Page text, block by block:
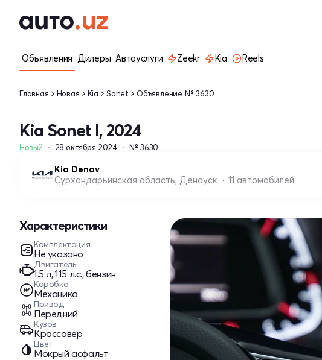
Объявления Дилеры Автоуслуги Zeekr Kia Reels
Главная Новая Kia Sonet Объявление № 3630
Kia Sonet I, 2024
Новый 28 октября 2024 № 3630
Kia Denov
Сурхандарьинская область, Денауский район 11 автомобилей
Характеристики
Комплектация
Не указано
Двигатель
1.5 л, 115 л.с., бензин
Коробка
Механика
Привод
Передний
Кузов
Кроссовер
Цвет
Мокрый асфальт